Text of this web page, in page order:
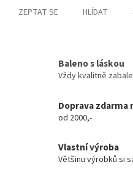
ZEPTAT SE HLÍDAT
Baleno s láskou
Vždy kvalitně
Doprava zdarma
od 2000,-
Vlastní výroba
Většinu výrobků si